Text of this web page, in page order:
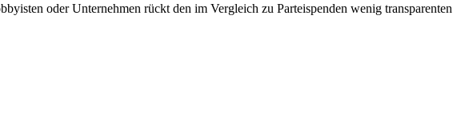
oder Unternehmen rückt den im Vergleich zu Parteispenden wenig transparenten